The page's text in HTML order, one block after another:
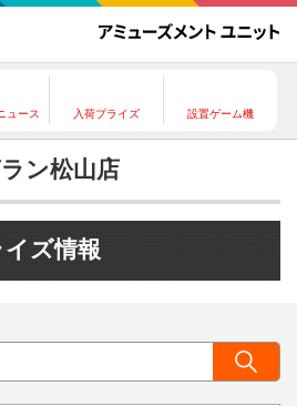
ュース 入荷プライズ 設置ゲーム機
ン松山店
イズ情報